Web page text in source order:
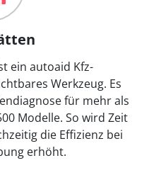
ein autoaid Kfz-
Werkzeug. Es
für mehr als
Modelle. So wird Zeit
die Effizienz bei
erhöht.